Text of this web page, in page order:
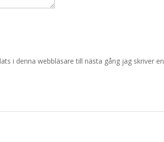
i denna webbläsare till nästa gång jag skriver en